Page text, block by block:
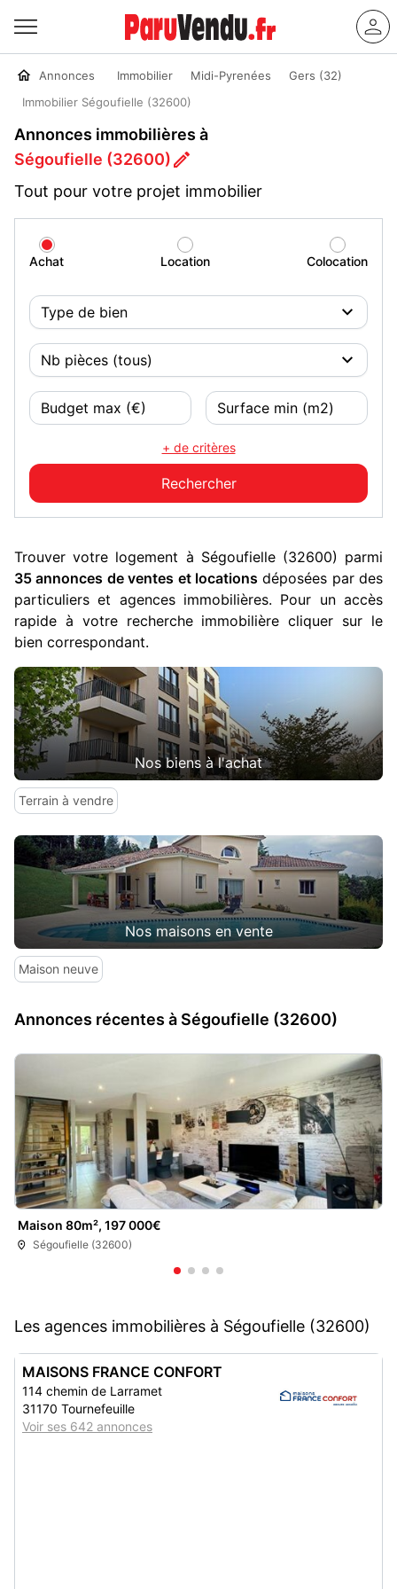
Annonces Immobilier Midi-Pyrenées
Gers (32)
Immobilier Ségoufielle (32600)
Annonces immobilières à
Ségoufielle (32600)
Tout pour votre projet immobilier
Achat Location Colocation
+ de critères
Trouver votre logement à Ségoufielle (32600) parmi
35 annonces de ventes et locations déposées par des
particuliers et agences immobilières. Pour un accès
rapide à votre recherche immobilière cliquer sur le
bien correspondant.
Nos biens à l'achat
Terrain à vendre
Nos maisons en vente
Maison neuve
Annonces récentes à Ségoufielle (32600)
Maison 80m², 197 000€
Ségoufielle (32600)
Les agences immobilières à Ségoufielle (32600)
MAISONS FRANCE CONFORT
114 chemin de Larramet
31170 Tournefeuille
Voir ses 642 annonces